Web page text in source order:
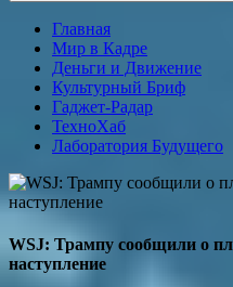
Главная
Мир в Кадре
Деньги и Движение
Культурный Бриф
Гаджет-Радар
ТехноХаб
Лаборатория Будущего
WSJ: Трампу сообщили о
наступление